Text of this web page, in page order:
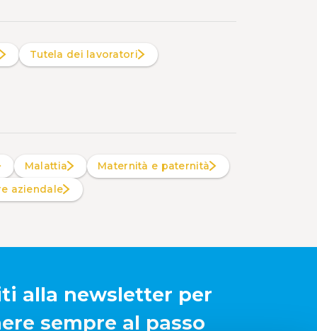
Tutela dei lavoratori
Malattia
Maternità e paternità
aziendale
alla newsletter per
sempre al passo